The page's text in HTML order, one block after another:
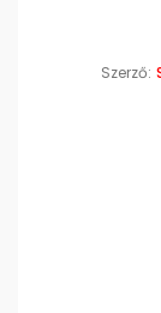
Szerző: